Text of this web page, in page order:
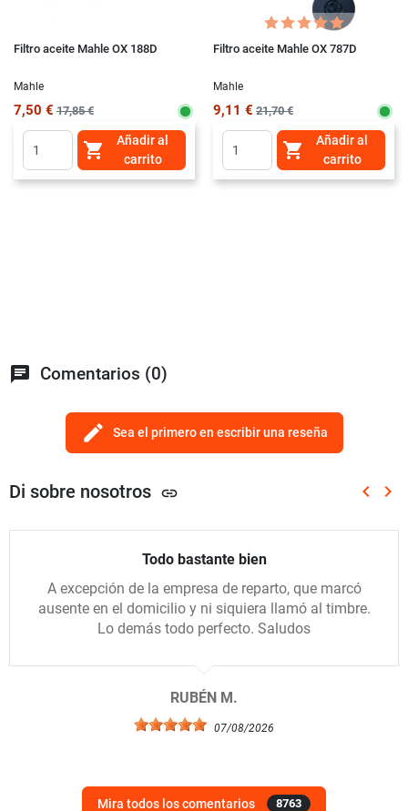
Filtro aceite Mahle OX 188D
Mahle
7,50 € 17,85 €

Añadir al
carrito
Filtro aceite Mahle OX 787D
Mahle
9,11 € 21,70 €

Añadir al
carrito
chat Comentarios (0)
edit Sea el primero en escribir una reseña
Di sobre nosotros link keyboard_arrow_left keyboard_arrow_right
Todo bastante bien
A excepción de la empresa de reparto, que marcó
ausente en el domicilio y ni siquiera llamó al timbre.
Lo demás todo perfecto. Saludos
RUBÉN M.
07/08/2026
Mira todos los comentarios 8763